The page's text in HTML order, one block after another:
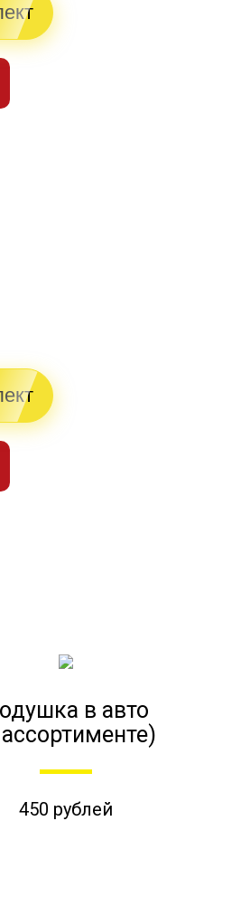
в авто
450 рублей